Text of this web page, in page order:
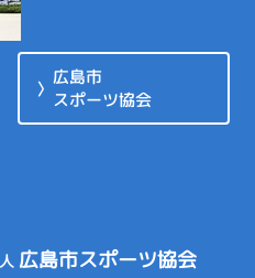
広島市
スポーツ協会
広島市スポーツ協会